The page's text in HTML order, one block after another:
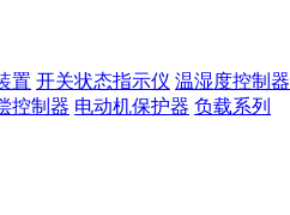
置 开关状态指示仪 温湿度控制器
控制器 电动机保护器 负载系列